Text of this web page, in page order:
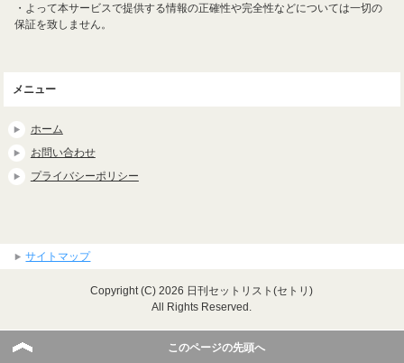
・よって本サービスで提供する情報の正確性や完全性などについては一切の
保証を致しません。
メニュー
ホーム
お問い合わせ
プライバシーポリシー
サイトマップ
Copyright (C) 2026 日刊セットリスト(セトリ)
All Rights Reserved.
このページの先頭へ